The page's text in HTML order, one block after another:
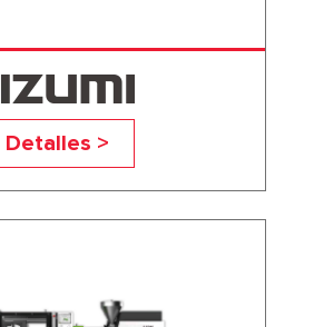
UN90A6
Detalles >